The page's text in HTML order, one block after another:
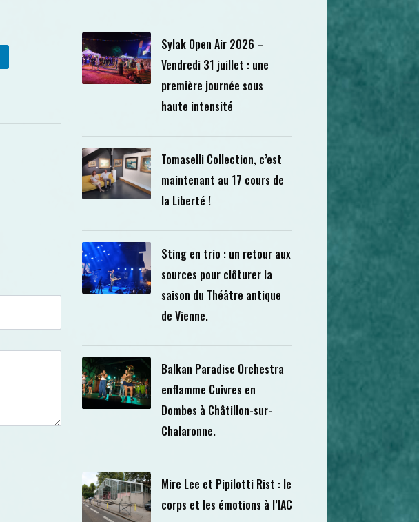
Sylak Open Air 2026 –
Vendredi 31 juillet : une
première journée sous
haute intensité
Tomaselli Collection, c’est
maintenant au 17 cours de
la Liberté !
Sting en trio : un retour aux
sources pour clôturer la
saison du Théâtre antique
de Vienne.
Balkan Paradise Orchestra
enflamme Cuivres en
Dombes à Châtillon-sur-
Chalaronne.
Mire Lee et Pipilotti Rist : le
corps et les émotions à l’IAC